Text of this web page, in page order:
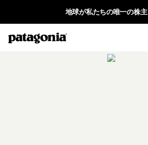
地球が私たちの唯一の株主